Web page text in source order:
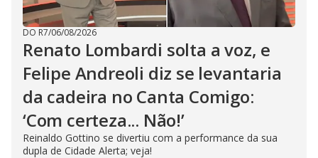
DO R7/06/08/2026
Renato Lombardi solta a voz, e
Felipe Andreoli diz se levantaria
da cadeira no Canta Comigo:
‘Com certeza... Não!’
Reinaldo Gottino se divertiu com a performance da sua
dupla de Cidade Alerta; veja!